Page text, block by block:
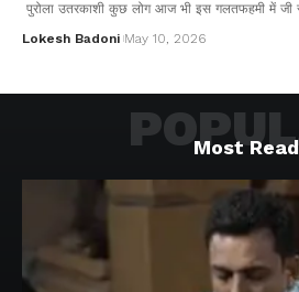
पुरोला उतरकाशी कुछ लोग आज भी इस गलतफहमी में जी
Lokesh Badoni May 10, 2026
Most Read